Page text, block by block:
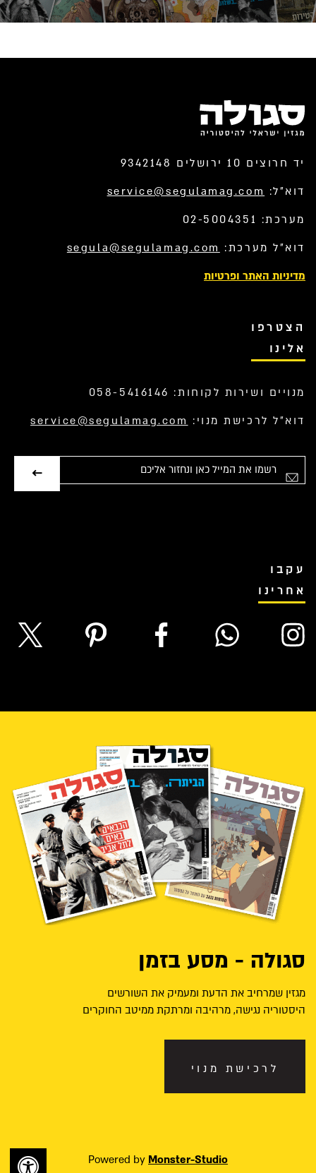
יד חרוצים 10 ירושלים 9342148
דוא”ל: service@segulamag.com
מערכת: 02-5004351
דוא”ל מערכת: segula@segulamag.com
מדיניות האתר ופרטיות
הצטרפו
אלינו
מנויים ושירות לקוחות: 058-5416146
דוא”ל לרכישת מנוי: service@segulamag.com
עקבו
אחרינו
סגולה - מסע בזמן
מגזין שמרחיב את הדעת ומעמיק את השורשים
היסטוריה נגישה, מרהיבה ומרתקת ממיטב החוקרים
לרכישת מנוי
Powered by Monster-Studio